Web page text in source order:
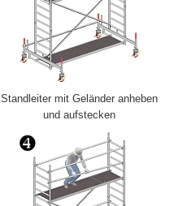
Standleiter mit Geländer anheben
und aufstecken